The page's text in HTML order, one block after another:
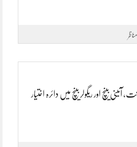
مناظر
بینچ اور ریگولر بینچ میں دائرہ اختیار